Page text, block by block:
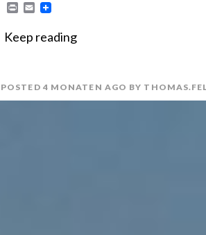
n
E
i
Keep reading
POSTED 4 MONATEN AGO BY